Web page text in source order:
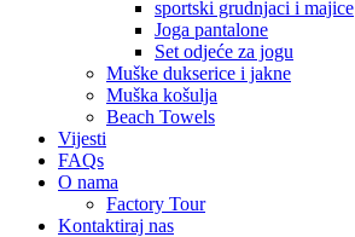
sportski grudnjaci i majice
Joga pantalone
Set odjeće za jogu
Muške dukserice i jakne
Muška košulja
Beach Towels
Vijesti
FAQs
O nama
Factory Tour
Kontaktiraj nas